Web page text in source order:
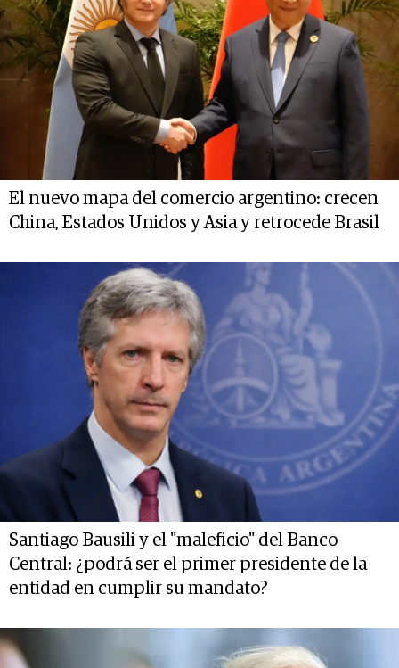
El nuevo mapa del comercio argentino: crecen
China, Estados Unidos y Asia y retrocede Brasil
Santiago Bausili y el "maleficio" del Banco
Central: ¿podrá ser el primer presidente de la
entidad en cumplir su mandato?